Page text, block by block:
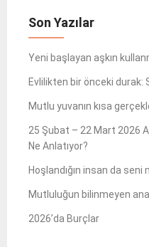
Son Yazılar
Yeni başlayan aşkın
Evlilikten bir önceki durak:
Mutlu yuvanın kısa
25 Şubat – 22 Mart 2026
Ne Anlatıyor?
Hoşlandığın insan da
Mutluluğun bilinmeyen
2026’da Burçlar